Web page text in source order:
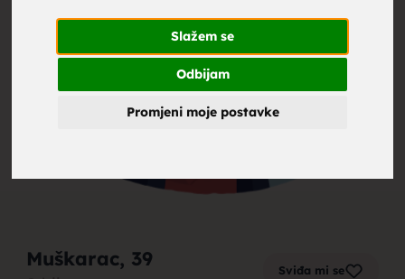
Slažem se
Odbijam
Promjeni moje postavke
Muškarac, 39 Sviđa mi se
zene za
brak,